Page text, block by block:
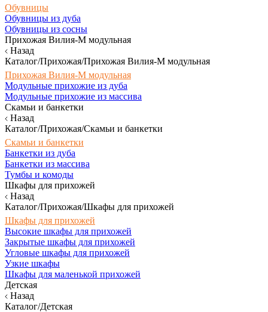
Обувницы
Обувницы из дуба
Обувницы из сосны
Прихожая Вилия-М модульная
Назад
Каталог/Прихожая/Прихожая Вилия-М модульная
Прихожая Вилия-М модульная
Модульные прихожие из дуба
Модульные прихожие из массива
Скамьи и банкетки
Назад
Каталог/Прихожая/Скамьи и банкетки
Скамьи и банкетки
Банкетки из дуба
Банкетки из массива
Тумбы и комоды
Шкафы для прихожей
Назад
Каталог/Прихожая/Шкафы для прихожей
Шкафы для прихожей
Высокие шкафы для прихожей
Закрытые шкафы для прихожей
Угловые шкафы для прихожей
Узкие шкафы
Шкафы для маленькой прихожей
Детская
Назад
Каталог/Детская